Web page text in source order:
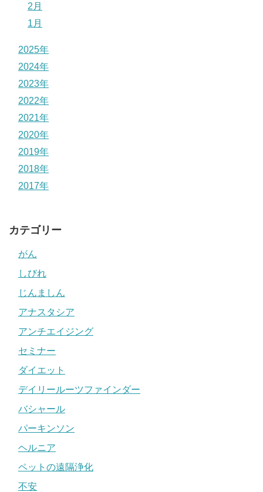
2月
1月
2025年
2024年
2023年
2022年
2021年
2020年
2019年
2018年
2017年
カテゴリー
がん
しびれ
じんましん
アナスタシア
アンチエイジング
セミナー
ダイエット
デイリールーツファインダー
バシャール
パーキンソン
ヘルニア
ペットの遠隔浄化
不安